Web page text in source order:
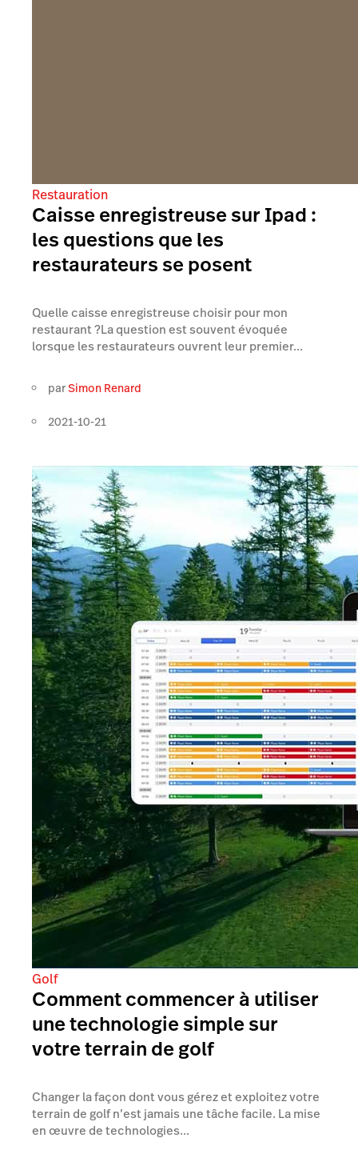
Restauration
Caisse enregistreuse sur Ipad :
les questions que les
restaurateurs se posent
Quelle caisse enregistreuse choisir pour mon
restaurant ?La question est souvent évoquée
lorsque les restaurateurs ouvrent leur premier...
parSimon Renard
2021-10-21
Golf
Comment commencer à utiliser
une technologie simple sur
votre terrain de golf
Changer la façon dont vous gérez et exploitez votre
terrain de golf n’est jamais une tâche facile. La mise
en œuvre de technologies...